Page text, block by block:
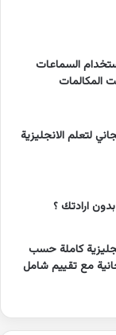
السماعات
المكالمات
لتعلم الانجليزية
ارادتك ؟
كاملة حسب
مع تقييم شامل